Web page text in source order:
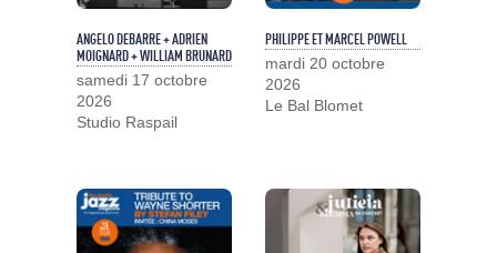
ANGELO DEBARRE + ADRIEN
MOIGNARD + WILLIAM BRUNARD
samedi 17 octobre
2026
Studio Raspail
PHILIPPE ET MARCEL POWELL
mardi 20 octobre
2026
Le Bal Blomet